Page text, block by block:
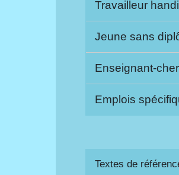
Travailleur
Jeune sans
Enseignant-
Emplois
Textes de